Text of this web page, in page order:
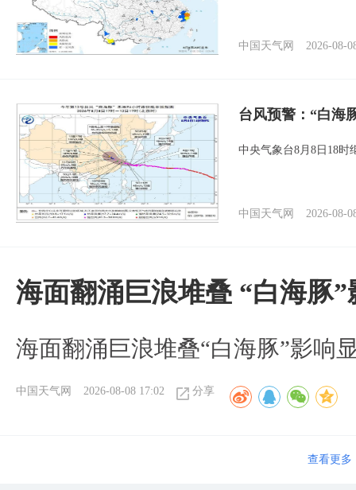
中国天气网 2026-08-
台风预警：“白海
中央气象台8月8日18时
中国天气网 2026-08-
海面翻涌巨浪堆叠 “白海豚”
海面翻涌巨浪堆叠“白海豚”影响
中国天气网 2026-08-08 17:02 分享
查看更多